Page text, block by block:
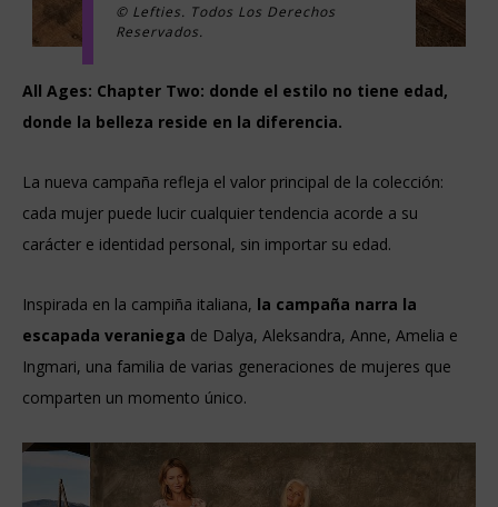
© Lefties. Todos Los Derechos
Reservados.
All Ages: Chapter Two: donde el estilo no tiene edad,
donde la belleza reside en la diferencia.
La nueva campaña refleja el valor principal de la colección:
cada mujer puede lucir cualquier tendencia acorde a su
carácter e identidad personal, sin importar su edad.
Inspirada en la campiña italiana, la campaña narra la
escapada veraniega de Dalya, Aleksandra, Anne, Amelia e
Ingmari, una familia de varias generaciones de mujeres que
comparten un momento único.